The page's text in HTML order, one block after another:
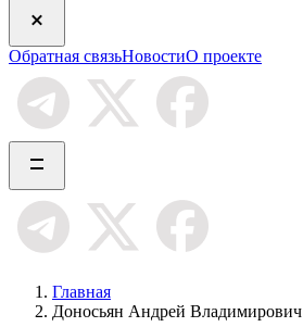
Обратная связьНовостиО проекте
Главная
Доносьян Андрей Владимирович